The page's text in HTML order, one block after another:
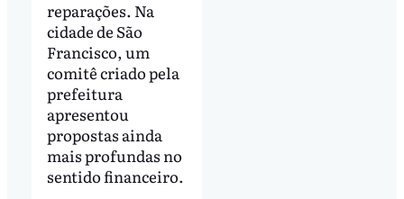
reparações. Na
cidade de São
Francisco, um
comitê criado pela
prefeitura
apresentou
propostas ainda
mais profundas no
sentido financeiro.